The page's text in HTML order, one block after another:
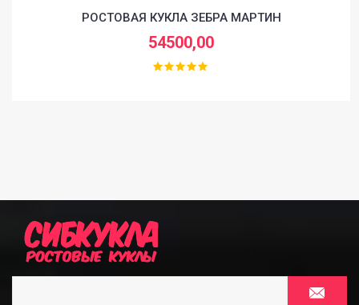
РОСТОВАЯ КУКЛА ЗЕБРА МАРТИН
54500,00